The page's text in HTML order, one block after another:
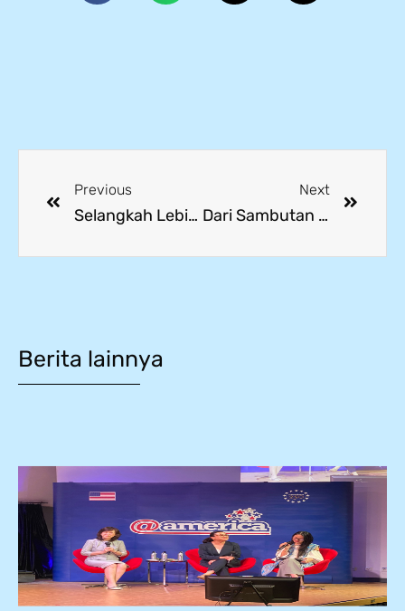
Previous
Selangkah Lebih Dekat ke Jepang, Rekrutmen Wiltec Berlanjut
Next
Dari Sambutan hingga Diskusi, Kunjungan JICA Tinggalkan Kesan
Berita lainnya